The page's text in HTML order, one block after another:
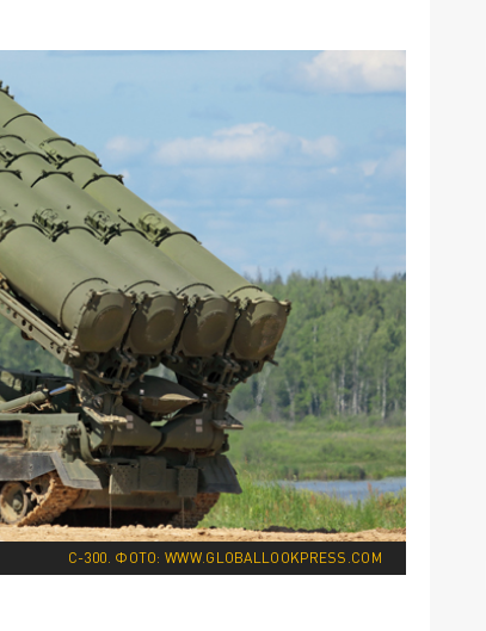
С-300. ФОТО: WWW.GLOBALLOOKPRESS.COM